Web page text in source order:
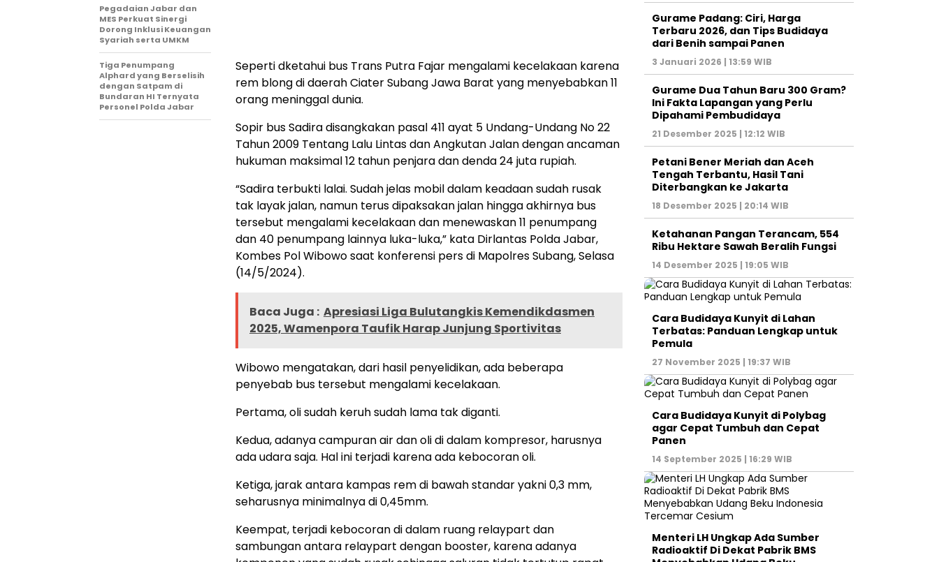
Seperti dketahui bus Trans Putra Fajar mengalami kecelakaan karena
rem blong di daerah Ciater Subang Jawa Barat yang menyebabkan 11
orang meninggal dunia.
Sopir bus Sadira disangkakan pasal 411 ayat 5 Undang-Undang No 22
Tahun 2009 Tentang Lalu Lintas dan Angkutan Jalan dengan ancaman
hukuman maksimal 12 tahun penjara dan denda 24 juta rupiah.
“Sadira terbukti lalai. Sudah jelas mobil dalam keadaan sudah rusak
tak layak jalan, namun terus dipaksakan jalan hingga akhirnya bus
tersebut mengalami kecelakaan dan menewaskan 11 penumpang
dan 40 penumpang lainnya luka-luka,” kata Dirlantas Polda Jabar,
Kombes Pol Wibowo saat konferensi pers di Mapolres Subang, Selasa
(14/5/2024).
Baca Juga : Apresiasi Liga Bulutangkis Kemendikdasmen
2025, Wamenpora Taufik Harap Junjung Sportivitas
Wibowo mengatakan, dari hasil penyelidikan, ada beberapa
penyebab bus tersebut mengalami kecelakaan.
Pertama, oli sudah keruh sudah lama tak diganti.
Kedua, adanya campuran air dan oli di dalam kompresor, harusnya
ada udara saja. Hal ini terjadi karena ada kebocoran oli.
Ketiga, jarak antara kampas rem di bawah standar yakni 0,3 mm,
seharusnya minimalnya di 0,45mm.
Keempat, terjadi kebocoran di dalam ruang relaypart dan
sambungan antara relaypart dengan booster, karena adanya
Pegadaian Jabar dan
MES Perkuat Sinergi
Dorong Inklusi Keuangan
Syariah serta UMKM
Tiga Penumpang
Alphard yang Berselisih
dengan Satpam di
Bundaran HI Ternyata
Personel Polda Jabar
Gurame Padang: Ciri, Harga
Terbaru 2026, dan Tips Budidaya
dari Benih sampai Panen
3 Januari 2026 | 13:59 WIB
Gurame Dua Tahun Baru 300 Gram?
Ini Fakta Lapangan yang Perlu
Dipahami Pembudidaya
21 Desember 2025 | 12:12 WIB
Petani Bener Meriah dan Aceh
Tengah Terbantu, Hasil Tani
Diterbangkan ke Jakarta
18 Desember 2025 | 20:14 WIB
Ketahanan Pangan Terancam, 554
Ribu Hektare Sawah Beralih Fungsi
14 Desember 2025 | 19:05 WIB
Cara Budidaya Kunyit di Lahan
Terbatas: Panduan Lengkap untuk
Pemula
27 November 2025 | 19:37 WIB
Cara Budidaya Kunyit di Polybag
agar Cepat Tumbuh dan Cepat
Panen
14 September 2025 | 16:29 WIB
Menteri LH Ungkap Ada Sumber
Radioaktif Di Dekat Pabrik BMS